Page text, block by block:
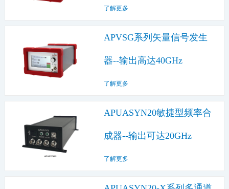
了解更多
APVSG系列矢量信号发生
器--输出高达40GHz
了解更多
APUASYN20敏捷型频率合
成器--输出可达20GHz
了解更多